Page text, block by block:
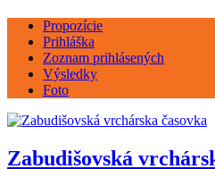
Propozície
Prihláška
Zoznam prihlásených
Výsledky
Foto
Zabudišovská